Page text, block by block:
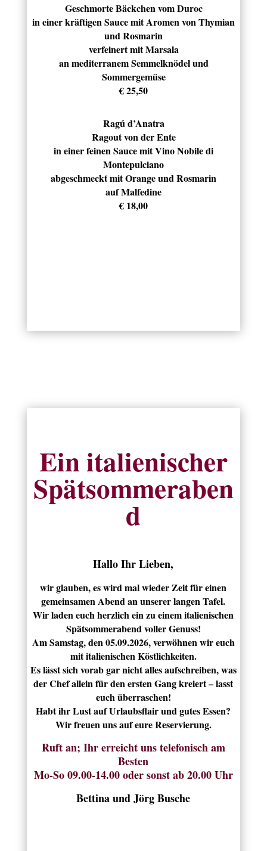
Geschmorte Bäckchen vom Duroc
in einer kräftigen Sauce mit Aromen von Thymian
und Rosmarin
verfeinert mit Marsala
an mediterranem Semmelknödel und
Sommergemüse
€ 25,50
Ragú d’Anatra
Ragout von der Ente
in einer feinen Sauce mit Vino Nobile di
Montepulciano
abgeschmeckt mit Orange und Rosmarin
auf Malfedine
€ 18,00
Ein italienischer
Spätsommeraben
d
Hallo Ihr Lieben,
wir glauben, es wird mal wieder Zeit für einen
gemeinsamen Abend an unserer langen Tafel.
Wir laden euch herzlich ein zu einem italienischen
Spätsommerabend voller Genuss!
Am Samstag, den 05.09.2026, verwöhnen wir euch
mit italienischen Köstlichkeiten.
Es lässt sich vorab gar nicht alles aufschreiben, was
der Chef allein für den ersten Gang kreiert – lasst
euch überraschen!
Habt ihr Lust auf Urlaubsflair und gutes Essen?
Wir freuen uns auf eure Reservierung.
Ruft an; Ihr erreicht uns telefonisch am
Besten
Mo-So 09.00-14.00 oder sonst ab 20.00 Uhr
Bettina und Jörg Busche